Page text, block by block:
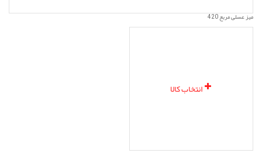
میز عسلی مربع 420
انتخاب کالا